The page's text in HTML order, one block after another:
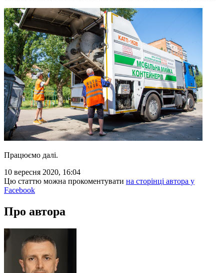
Працюємо далі.
10 вересня 2020, 16:04
Цю статтю можна прокоментувати на сторінці автора у
Facebook
Про автора